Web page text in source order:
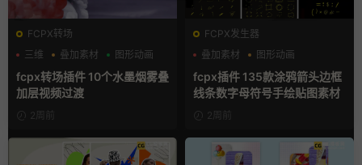
FCPX转场
三维
叠加素材 图形动画
fcpx转场插件 10个水墨烟雾叠
加层视频过渡
2周前
FCPX发生器
叠加素材
图形动画
手绘风
fcpx插件 135款涂鸦箭头边框
线条数字母符号手绘贴图素材
2周前